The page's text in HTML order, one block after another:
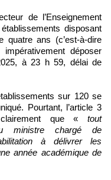
de l’Enseignement
disposant
quatre ans (c’est-à-dire
déposer
à 23 h 59, délai de
sur 120 se
Pourtant, l’article 3
clairement que « tout
ministre chargé de
à délivrer les
année académique de